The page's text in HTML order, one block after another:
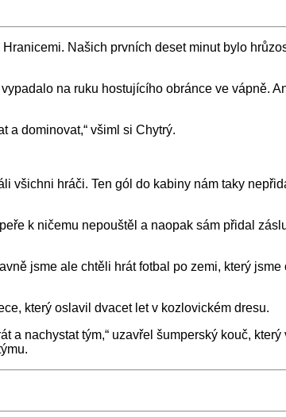
Našich prvních deset minut bylo
na ruku hostujícího obránce ve vápně.
a dominovat,“ všiml si Chytrý.
všichni hráči. Ten gól do kabiny nám taky
k ničemu nepouštěl a naopak sám přidal
jsme ale chtěli hrát fotbal po zemi, který jsme
který oslavil dvacet let v kozlovickém dresu.
a nachystat tým,“ uzavřel šumperský kouč, který